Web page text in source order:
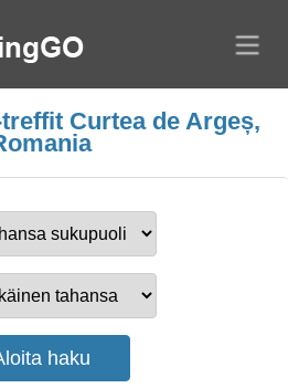
Curtea de Argeș,